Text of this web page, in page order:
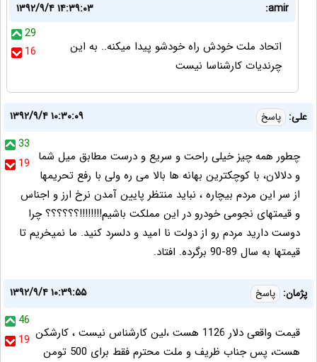
amir:
۱۳۹۲/۹/۴ ۱۴:۳۹:۰۳
29
16
اتحاد ملت خودش راه خودشو پیدا میکنه.. به این
چرندیات کارشناسا نیست
علی: پاسخ
۱۳۹۲/۹/۴ ۱۰:۳۰:۰۹
33
19
چطور همه چیز خیلی راحت و سریع و درست مطابق میل شما
و دلالان، با کوچکترین بهانه ها بالا می ره ولی با رفع تحریمها
از سر این مردم بیچاره ، نباید منتظر پایین آمدن نرخ ارز و اجناس
و قیمتهای نجومی خودرو در این مملکت باشیم!!!!!!!!؟؟؟؟؟؟ چرا
دوست دارید مردم رو از دولت نا امید و دلسرد کنید. ما نمیخریم تا
قیمتها به سال 89-90 برگرده. افتاد.
پژمان: پاسخ
۱۳۹۲/۹/۴ ۱۰:۳۹:۵۵
46
19 قیمت واقعی دلار 1126 هست ،لین کارشناس نیست ، کارشکن
هست، پس جناب ظریف و ملت محترم فقط برای 500 تومن